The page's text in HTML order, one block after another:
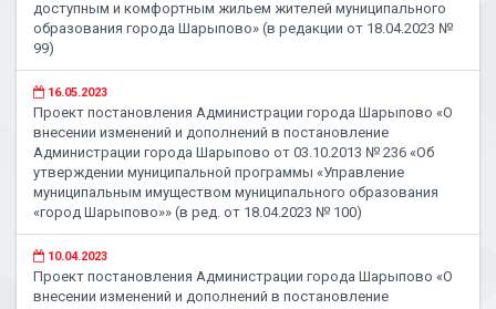
доступным и комфортным жильем жителей муниципального
образования города Шарыпово» (в редакции от 18.04.2023 №
99)
16.05.2023
Проект постановления Администрации города Шарыпово «О
внесении изменений и дополнений в постановление
Администрации города Шарыпово от 03.10.2013 № 236 «Об
утверждении муниципальной программы «Управление
муниципальным имуществом муниципального образования
«город Шарыпово»» (в ред. от 18.04.2023 № 100)
10.04.2023
Проект постановления Администрации города Шарыпово «О
внесении изменений и дополнений в постановление